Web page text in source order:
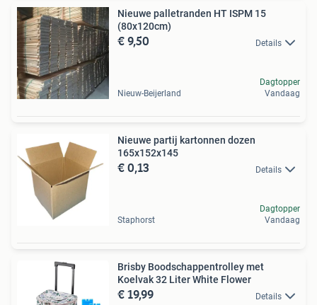
Nieuwe palletranden HT ISPM 15
(80x120cm)
€ 9,50 Details
Nieuw-Beijerland
Dagtopper
Vandaag
Nieuwe partij kartonnen dozen
165x152x145
€ 0,13 Details
Staphorst
Dagtopper
Vandaag
Brisby Boodschappentrolley met
Koelvak 32 Liter White Flower
€ 19,99 Details